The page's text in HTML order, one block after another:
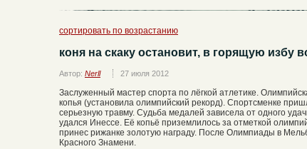
сортировать по возрастанию
коня на скаку остановит, в горящую избу
Автор: Nerll 27 июля 2012
Заслуженный мастер спорта по лёгкой атлетике.
копья (установила олимпийский рекорд). Спортсменке
серьезную травму. Судьба медалей зависела от одного
удался Инессе. Её копьё приземлилось за отметкой
принес рижанке золотую награду. После Олимпиады в
Красного Знамени.